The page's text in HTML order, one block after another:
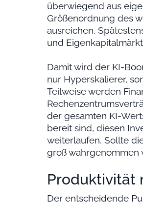
überwiegend aus
Größenordnung des
ausreichen.
und
Damit wird der KI-
nur Hyperskalierer,
Teilweise werden
der gesamten KI-
bereit sind, diesen
weiterlaufen. Sollte
groß wahrgenommen
Produktivität
Der entscheidende